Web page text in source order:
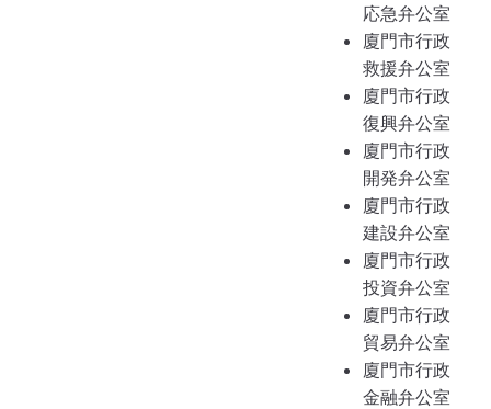
応急弁公室
廈門市行政
救援弁公室
廈門市行政
復興弁公室
廈門市行政
開発弁公室
廈門市行政
建設弁公室
廈門市行政
投資弁公室
廈門市行政
貿易弁公室
廈門市行政
金融弁公室